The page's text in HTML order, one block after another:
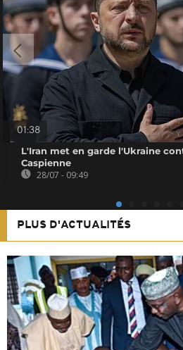
01:38
L'Iran met en garde l'Ukraine
Caspienne
28/07 - 09:49
PLUS D'ACTUALITÉS